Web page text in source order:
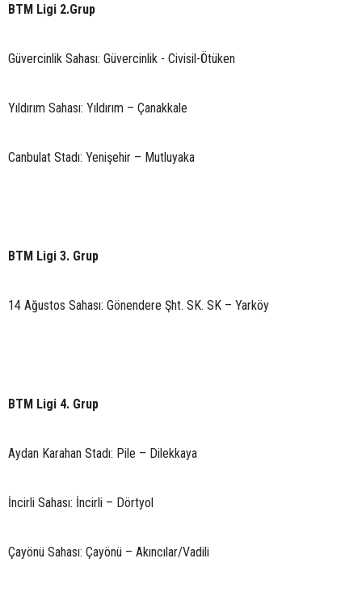
BTM Ligi 2.Grup
Güvercinlik Sahası: Güvercinlik - Civisil-Ötüken
Yıldırım Sahası: Yıldırım – Çanakkale
Canbulat Stadı: Yenişehir – Mutluyaka
BTM Ligi 3. Grup
14 Ağustos Sahası: Gönendere Şht. SK. SK – Yarköy
BTM Ligi 4. Grup
Aydan Karahan Stadı: Pile – Dilekkaya
İncirli Sahası: İncirli – Dörtyol
Çayönü Sahası: Çayönü – Akıncılar/Vadili